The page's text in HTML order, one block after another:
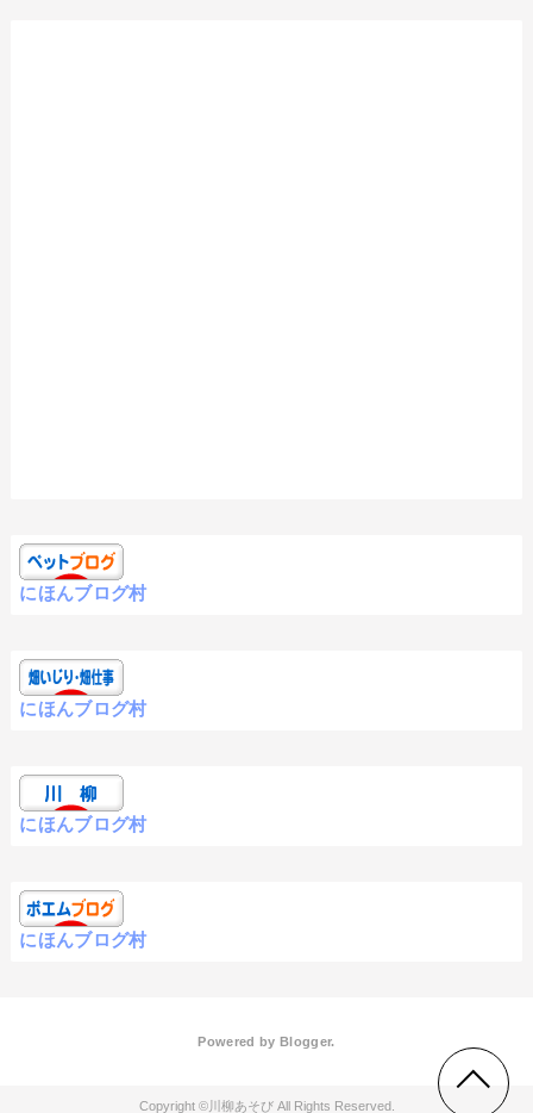
にほんブログ村
にほんブログ村
にほんブログ村
にほんブログ村
Powered by Blogger.
川柳あそび